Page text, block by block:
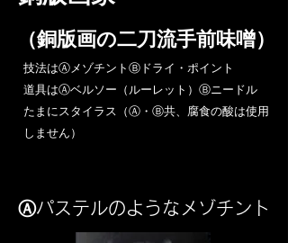
​（銅版画の二刀流手前味噌）
​技法はⒶメゾチントⒷドライ・ポイント
道具はⒶベルソー（ルーレット）Ⓑニードル
​たまにスタイラス（Ⓐ・Ⓑ共、腐食の酸は使用
しません）
Ⓐパステルのようなメゾチント